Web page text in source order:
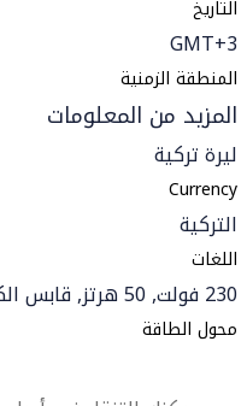
التاريخ
GMT+3
المنطقة الزمنية
المزيد من المعلومات
ليرة تركية
Currency
التركية
اللغات
230 فولت, 50 هرتز, قابس الكهرباء فئة C/F
محول الطاقة